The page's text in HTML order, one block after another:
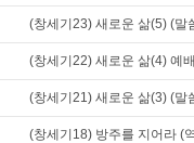
(창세기23) 새로운 삶(5) (말
(창세기22) 새로운 삶(4) 예
(창세기21) 새로운 삶(3) (말
(창세기18) 방주를 지어라 (